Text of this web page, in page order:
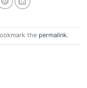
the permalink.